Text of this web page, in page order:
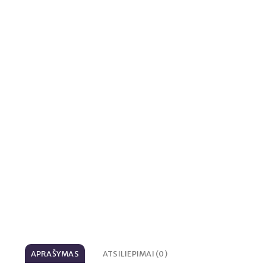
APRAŠYMAS ATSILIEPIMAI (0)